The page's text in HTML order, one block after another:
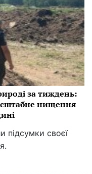
за тиждень:
нищення
підсумки своєї